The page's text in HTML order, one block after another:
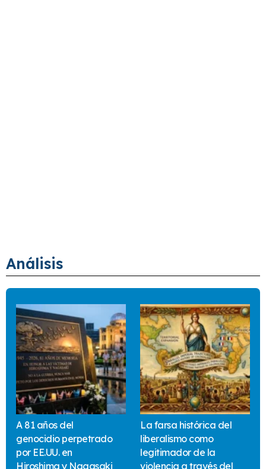
Análisis
A 81 años del
genocidio perpetrado
por EE.UU. en
Hiroshima y Nagasaki
La farsa histórica del
liberalismo como
legitimador de la
violencia a través del